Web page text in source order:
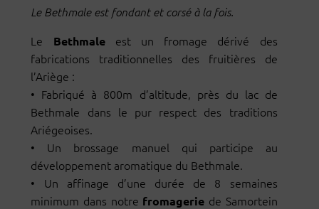
Le Bethmale est fondant et corsé à la fois.
Le Bethmaleest un fromage dérivé des
fabrications traditionnelles des fruitières de
l’Ariège :
• Fabriqué à 800m d’altitude, près du lac de
Bethmale dans le pur respect des traditions
Ariégeoises.
• Un brossage manuel qui participe au
développement aromatique du Bethmale.
• Un affinage d’une durée de 8 semaines
minimum dans notre fromagerie de Samortein